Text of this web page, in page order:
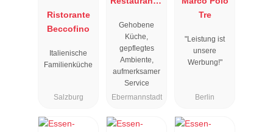
Ristorante
Beccofino
Italienische
Familienküche
Salzburg
"
Gehobene
Küche,
gepflegtes
Ambiente,
aufmerksamer
Service
Ebermannstadt
Tre
"Leistung ist
unsere
Werbung!"
Berlin